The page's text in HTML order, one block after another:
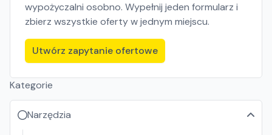
wypożyczalni osobno. Wypełnij jeden formularz i
zbierz wszystkie oferty w jednym miejscu.
Utwórz zapytanie ofertowe
Kategorie
Narzędzia